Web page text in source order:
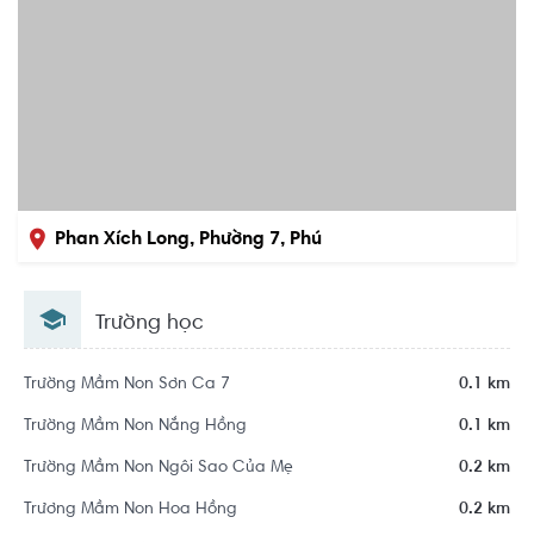
Phan Xích Long, Phường 7, Phú
Trường học
Trường Mầm Non Sơn Ca 7 0.1 km
Trường Mầm Non Nắng Hồng 0.1 km
Trường Mầm Non Ngôi Sao Của Mẹ 0.2 km
Trương Mầm Non Hoa Hồng 0.2 km